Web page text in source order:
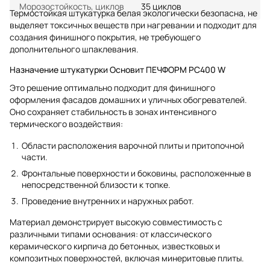
Морозостойкость, циклов 35 циклов
Термостойкая штукатурка белая экологически безопасна, не
выделяет токсичных веществ при нагревании и подходит для
создания финишного покрытия, не требующего
дополнительного шпаклевания.
Назначение штукатурки Основит ПЕЧФОРМ PC400 W
Это решение оптимально подходит для финишного
оформления фасадов домашних и уличных обогревателей.
Оно сохраняет стабильность в зонах интенсивного
термического воздействия:
Области расположения варочной плиты и притопочной
части.
Фронтальные поверхности и боковины, расположенные в
непосредственной близости к топке.
Проведение внутренних и наружных работ.
Материал демонстрирует высокую совместимость с
различными типами основания: от классического
керамического кирпича до бетонных, известковых и
композитных поверхностей, включая минеритовые плиты.